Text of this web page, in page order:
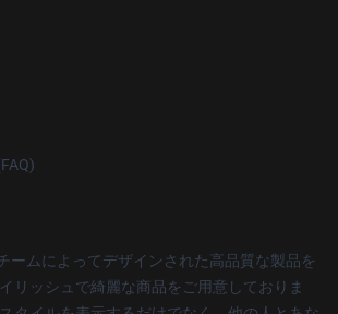
ームによってデザインされた高品質な製品を
リッシュで綺麗な商品をご用意しておりま